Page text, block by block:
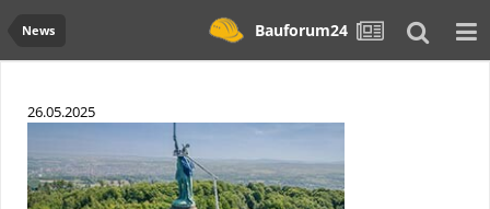
News Bauforum24
26.05.2025